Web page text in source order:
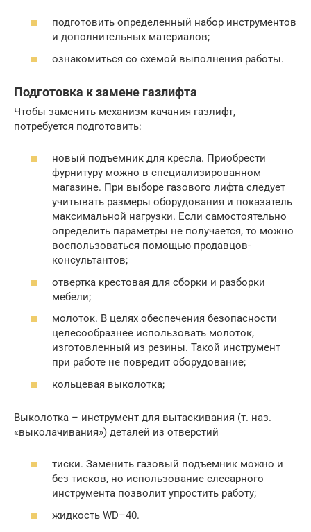
подготовить определенный набор инструментов
и дополнительных материалов;
ознакомиться со схемой выполнения работы.
Подготовка к замене газлифта
Чтобы заменить механизм качания газлифт,
потребуется подготовить:
новый подъемник для кресла. Приобрести
фурнитуру можно в специализированном
магазине. При выборе газового лифта следует
учитывать размеры оборудования и показатель
максимальной нагрузки. Если самостоятельно
определить параметры не получается, то можно
воспользоваться помощью продавцов-
консультантов;
отвертка крестовая для сборки и разборки
мебели;
молоток. В целях обеспечения безопасности
целесообразнее использовать молоток,
изготовленный из резины. Такой инструмент
при работе не повредит оборудование;
кольцевая выколотка;
Выколотка – инструмент для вытаскивания (т. наз.
«выколачивания») деталей из отверстий
тиски. Заменить газовый подъемник можно и
без тисков, но использование слесарного
инструмента позволит упростить работу;
жидкость WD–40.